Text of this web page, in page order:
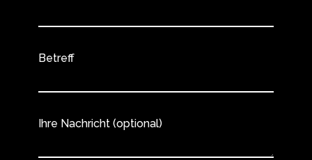
Betreff
Ihre Nachricht (optional)